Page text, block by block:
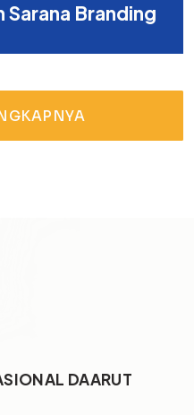
Sarana Branding
DAARUT